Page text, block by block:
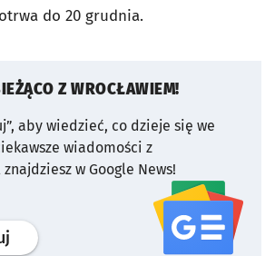
do 20 grudnia.
Z WROCŁAWIEM!
aby wiedzieć, co dzieje się we
wiadomości z
w Google News!
profil serwisu